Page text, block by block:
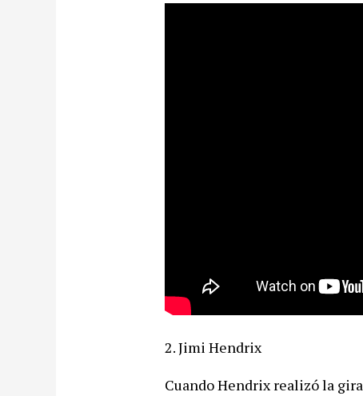
2. Jimi Hendrix
Cuando Hendrix realizó la